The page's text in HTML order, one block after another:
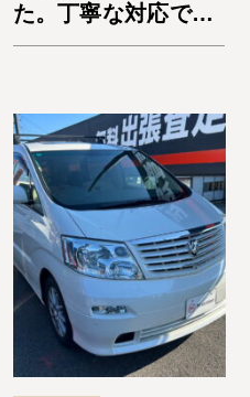
た。丁寧な対応でし
た！